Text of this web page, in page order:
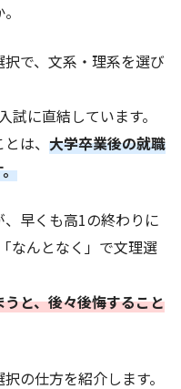
で、文系・理系を選び
に直結しています。
は、 大学卒業後の就職
早くも高1の終わりに
なんとなく」で文理選
と、後々後悔すること
の仕方を紹介します。